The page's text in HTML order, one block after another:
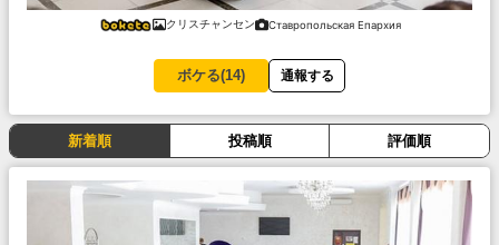
クリスチャンセン Ставропольская Епархия
ボケる(14) 通報する
新着順 投稿順 評価順